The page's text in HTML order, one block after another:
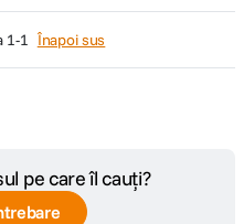
1-1 Înapoi sus
pe care îl cauți?